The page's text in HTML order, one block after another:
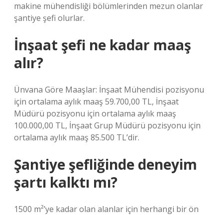
makine mühendisliği bölümlerinden mezun olanlar
şantiye şefi olurlar.
İnşaat şefi ne kadar maaş
alır?
Ünvana Göre Maaşlar: İnşaat Mühendisi pozisyonu
için ortalama aylık maaş 59.700,00 TL, İnşaat
Müdürü pozisyonu için ortalama aylık maaş
100.000,00 TL, İnşaat Grup Müdürü pozisyonu için
ortalama aylık maaş 85.500 TL’dir.
Şantiye şefliğinde deneyim
şartı kalktı mı?
1500 m²’ye kadar olan alanlar için herhangi bir ön